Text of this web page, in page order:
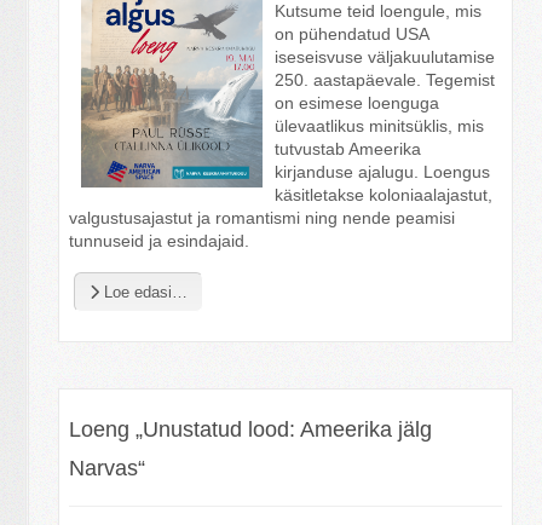
Kutsume teid loengule, mis
on pühendatud USA
iseseisvuse väljakuulutamise
250. aastapäevale. Tegemist
on esimese loenguga
ülevaatlikus minitsüklis, mis
tutvustab Ameerika
kirjanduse ajalugu. Loengus
käsitletakse koloniaalajastut,
valgustusajastut ja romantismi ning nende peamisi
tunnuseid ja esindajaid.
Loe edasi…
Loeng „Unustatud lood: Ameerika jälg
Narvas“